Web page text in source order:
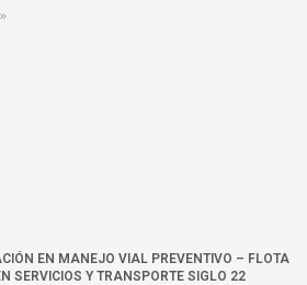
EN MANEJO VIAL PREVENTIVO – FLOTA
SERVICIOS Y TRANSPORTE SIGLO 22